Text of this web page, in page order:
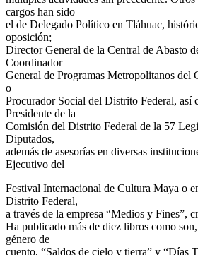
cargos han sido
el de Delegado Político en Tláhuac,
oposición;
Director General de la Central de Abasto
Coordinador
General de Programas Metropolitanos del
o
Procurador Social del Distrito Federal, así
Presidente de la
Comisión del Distrito Federal de la 57
Diputados,
además de asesorías en diversas
Ejecutivo del
Festival Internacional de Cultura Maya o
Distrito Federal,
a través de la empresa “Medios y Fines”,
Ha publicado más de diez libros como
género de
cuento, “Saldos de cielo y tierra” y “Días